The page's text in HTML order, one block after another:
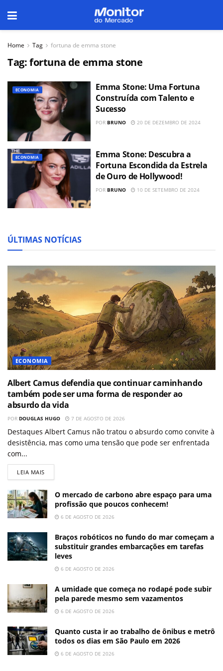
Home Tag fortuna de emma stone
Tag:fortuna de emma stone
ECONOMIA
Emma Stone: Uma Fortuna
Construída com Talento e
Sucesso
POR BRUNO 20 DE DEZEMBRO DE 2024
ECONOMIA
Emma Stone: Descubra a
Fortuna Escondida da Estrela
de Ouro de Hollywood!
POR BRUNO 10 DE SETEMBRO DE 2024
ÚLTIMAS NOTÍCIAS
ECONOMIA
Albert Camus defendia que continuar caminhando
também pode ser uma forma de responder ao
absurdo da vida
POR DOUGLAS HUGO 7 DE AGOSTO DE 2026
Destaques Albert Camus não tratou o absurdo como convite à
desistência, mas como uma tensão que pode ser enfrentada
com...
LEIA MAIS
O mercado de carbono abre espaço para uma
profissão que poucos conhecem!
6 DE AGOSTO DE 2026
Braços robóticos no fundo do mar começam a
substituir grandes embarcações em tarefas
leves
6 DE AGOSTO DE 2026
A umidade que começa no rodapé pode subir
pela parede mesmo sem vazamentos
6 DE AGOSTO DE 2026
Quanto custa ir ao trabalho de ônibus e metrô
todos os dias em São Paulo em 2026
6 DE AGOSTO DE 2026